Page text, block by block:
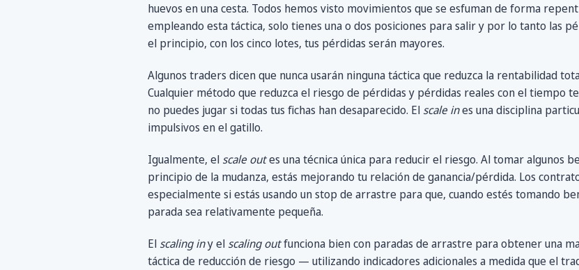
huevos en una cesta. Todos hemos visto movimientos que se esfuman de forma
empleando esta táctica, solo tienes una o dos posiciones para salir y por lo tanto las
el principio, con los cinco lotes, tus pérdidas serán mayores.
Algunos traders dicen que nunca usarán ninguna táctica que reduzca la rentabilidad
Cualquier método que reduzca el riesgo de pérdidas y pérdidas reales con el tiempo
no puedes jugar si todas tus fichas han desaparecido. El scale ines una disciplina
impulsivos en el gatillo.
Igualmente, el scale outes una técnica única para reducir el riesgo. Al tomar algunos
principio de la mudanza, estás mejorando tu relación de ganancia/pérdida. Los
especialmente si estás usando un stop de arrastre para que, cuando estés tomando
parada sea relativamente pequeña.
El scaling iny el scaling outfunciona bien con paradas de arrastre para obtener una
táctica de reducción de riesgo — utilizando indicadores adicionales a medida que el